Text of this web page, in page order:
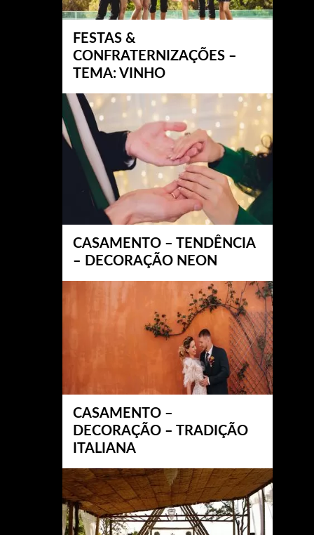
FESTAS &
CONFRATERNIZAÇÕES –
TEMA: VINHO
CASAMENTO – TENDÊNCIA
– DECORAÇÃO NEON
CASAMENTO –
DECORAÇÃO – TRADIÇÃO
ITALIANA